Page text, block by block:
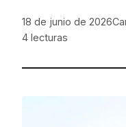
18 de junio de 2026
4 lecturas